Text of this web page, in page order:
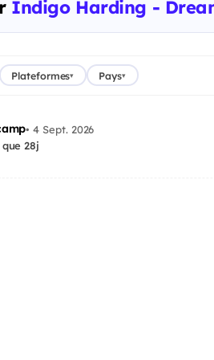
Indigo Harding -
Plateformes▾ Pays▾
•4 Sept. 2026
que 28j